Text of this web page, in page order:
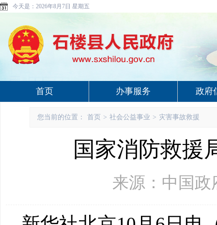
今天是： 2026年8月7日 星期五
首页 办事服务 政府
您当前的位置： 首页 > 社会公益事业 > 灾害事故救援
国家消防救援
来源：中国政